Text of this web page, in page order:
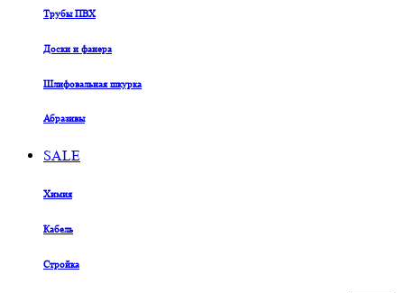
Трубы ПВХ
Доски и фанера
Шлифовальная шкурка
Абразивы
SALE
Химия
Кабель
Стройка